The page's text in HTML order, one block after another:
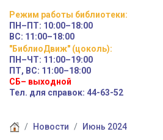
Режим работы библиотеки:
ПН–ПТ: 10:00–18:00
ВС: 11:00–18:00
"БиблиоДвиж" (цоколь):
ПН–ЧТ: 11:00–19:00
ПТ, ВС: 11:00–18:00
СБ– выходной
Тел. для справок: 44-63-52
Новости Июнь 2024